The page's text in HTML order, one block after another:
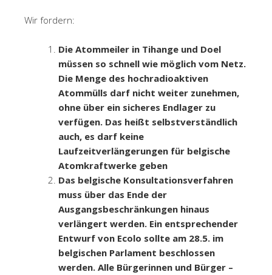
Wir fordern:
Die Atommeiler in Tihange und Doel
müssen so schnell wie möglich vom Netz.
Die Menge des hochradioaktiven
Atommülls darf nicht weiter zunehmen,
ohne über ein sicheres Endlager zu
verfügen. Das heißt selbstverständlich
auch, es darf keine
Laufzeitverlängerungen für belgische
Atomkraftwerke geben
Das belgische Konsultationsverfahren
muss über das Ende der
Ausgangsbeschränkungen hinaus
verlängert werden. Ein entsprechender
Entwurf von Ecolo sollte am 28.5. im
belgischen Parlament beschlossen
werden. Alle Bürgerinnen und Bürger –